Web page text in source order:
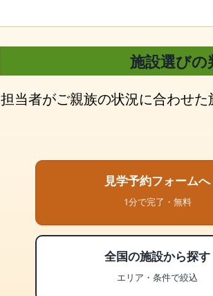
施設選びの
担当者がご親族の状況に合わせ
見学予約フォームへ
1分で完了・無料
全国の施設から探す
エリア・条件で絞込